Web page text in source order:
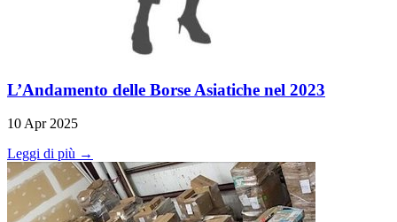
L’Andamento delle Borse Asiatiche nel 2023
10 Apr 2025
Leggi di più →